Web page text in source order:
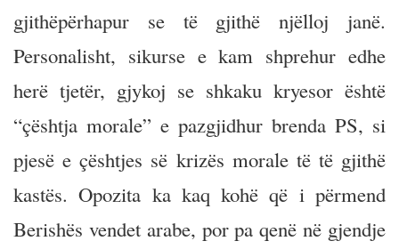
gjithëpërhapur se të gjithë njëlloj janë.
Personalisht, sikurse e kam shprehur edhe
herë tjetër, gjykoj se shkaku kryesor është
“çështja morale” e pazgjidhur brenda PS, si
pjesë e çështjes së krizës morale të të gjithë
kastës. Opozita ka kaq kohë që i përmend
Berishës vendet arabe, por pa qenë në gjendje